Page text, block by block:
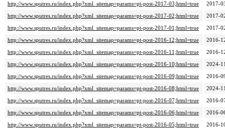
http://www.sputres.ru/index.php?xml_sitemap=params=pt-post-2017-03;html=true
2017-
http://www.sputres.ru/index.php?xml_sitemap=params=pt-post-2017-02;html=true
2017-
http://www.sputres.ru/index.php?xml_sitemap=params=pt-post-2017-01;html=true
2017-
http://www.sputres.ru/index.php?xml_sitemap=params=pt-post-2016-12;html=true
2016-
http://www.sputres.ru/index.php?xml_sitemap=params=pt-post-2016-11;html=true
2016-
http://www.sputres.ru/index.php?xml_sitemap=params=pt-post-2016-10;html=true
2024-
http://www.sputres.ru/index.php?xml_sitemap=params=pt-post-2016-09;html=true
2016-
http://www.sputres.ru/index.php?xml_sitemap=params=pt-post-2016-08;html=true
2024-
http://www.sputres.ru/index.php?xml_sitemap=params=pt-post-2016-07;html=true
2016-
http://www.sputres.ru/index.php?xml_sitemap=params=pt-post-2016-06;html=true
2016-
http://www.sputres.ru/index.php?xml_sitemap=params=pt-post-2016-05;html=true
2016-